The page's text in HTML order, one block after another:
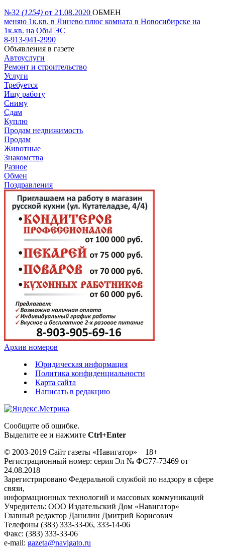
№32 (1254) от 21.08.2020 ОБМЕН
меняю 1к.кв. в Линево плюс комната в Новосибирске на
1к.кв. на ОбьГЭС
8-913-941-2990
Объявления в газете
Автоуслуги
Ремонт и строительство
Услуги
Требуется
Ищу работу
Сниму
Сдам
Куплю
Продам недвижимость
Продам
Животные
Знакомства
Разное
Обмен
Поздравления
Архив номеров
Юридическая информация
Политика конфиденциальности
Карта сайта
Написать в редакцию
Сообщите об ошибке.
Выделите ее и нажмите Ctrl+Enter
© 2003-2019 Сайт газеты «Навигатор» 18+
Регистрационный номер: серия Эл № ФС77-73469 от
24.08.2018
Зарегистрировано Федеральной службой по надзору в сфере
связи,
информационных технологий и массовых коммуникаций
Учредитель: ООО Издательский Дом «Навигатор»
Главный редактор Данилин Дмитрий Борисович
Телефоны (383) 333-33-06, 333-14-06
Факс: (383) 333-33-06
e-mail: gazeta@navigato.ru